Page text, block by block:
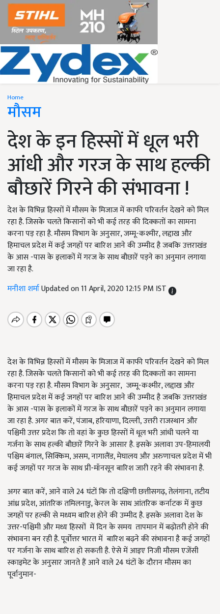
Home
मौसम
देश के इन हिस्सों में धूल भरी
आंधी और गरज के साथ हल्की
बौछारें गिरने की संभावना !
देश के विभिन्न हिस्सों में मौसम के मिजाज में काफी परिवर्तन देखने को मिल
रहा है. जिसके चलते किसानों को भी कई तरह की दिक्कतों का सामना
करना पड़ रहा है. मौसम विभाग के अनुसार, जम्मू-कश्मीर, लद्दाख और
हिमाचल प्रदेश में कई जगहों पर बारिश आने की उम्मीद है जबकि उत्तराखंड
के आस -पास के इलाकों में गरज के साथ बौछारें पड़ने का अनुमान लगाया
जा रहा है.
मनीशा शर्माUpdated on 11 April, 2020 12:15 PM IST
देश के विभिन्न हिस्सों में मौसम के मिजाज में काफी परिवर्तन देखने को मिल
रहा है. जिसके चलते किसानों को भी कई तरह की दिक्कतों का सामना
करना पड़ रहा है. मौसम विभाग के अनुसार, जम्मू-कश्मीर, लद्दाख और
हिमाचल प्रदेश में कई जगहों पर बारिश आने की उम्मीद है जबकि उत्तराखंड
के आस -पास के इलाकों में गरज के साथ बौछारें पड़ने का अनुमान लगाया
जा रहा है. अगर बात करें, पंजाब, हरियाणा, दिल्ली, उत्तरी राजस्थान और
पश्चिमी उत्तर प्रदेश कि तो वहां के कुछ हिस्सों में धूल भरी आंधी चलने या
गर्जना के साथ हल्की बौछारें गिरने के आसार है. इसके अलावा उप-हिमालयी
पश्चिम बंगाल, सिक्किम, असम, नागालैंड, मेघालय और अरुणाचल प्रदेश में भी
कई जगहों पर गरज के साथ प्री-मॉनसून बारिश जारी रहने की संभावना है.
अगर बात करें, आने वाले 24 घंटों कि तो दक्षिणी छत्तीसगढ़, तेलंगाना, तटीय
आंध्र प्रदेश, आंतरिक तमिलनाडु, केरल के साथ आंतरिक कर्नाटक में कुछ
जगहों पर हल्की से मध्यम बारिश होने की उम्मीद है. इसके अलावा देश के
उत्तर-पश्चिमी और मध्य हिस्सों में दिन के समय तापमान में बढ़ोतरी होने की
संभावना बन रही है. पूर्वोत्तर भारत में बारिश बढ़ने की संभावना है कई जगहों
पर गर्जना के साथ बारिश हो सकती है. ऐसे में आइए निजी मौसम एजेंसी
स्काइमेट के अनुसार जानते हैं आने वाले 24 घंटों के दौरान मौसम का
पूर्वानुमान-